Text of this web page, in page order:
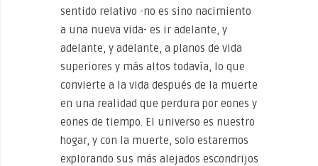
sentido relativo -no es sino nacimiento
a una nueva vida- es ir adelante, y
adelante, y adelante, a planos de vida
superiores y más altos todavía, lo que
convierte a la vida después de la muerte
en una realidad que perdura por eones y
eones de tiempo. El universo es nuestro
hogar, y con la muerte, solo estaremos
explorando sus más alejados escondrijos